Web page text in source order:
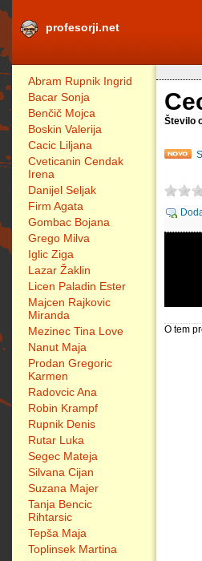
profesorji.net
Abram Rupnik Ingrid
Bacar Sonja
Benčič Mojca
Boskin Valerija
Cacic Liljana
Cveticanin Cendak
Irena
Danijel Seljak
Firm Agata
Gombac Bojana
Grego Milva
Iglic Ziga
Lazar Žaklin
Licen Paladin Ester
Majcen Rajkovic
Miranda
Mezinec Tina Love
Nanut Maja
Prodan Gregoric
Karmen
Radovcic Ana
Robin Krampf
Rupnik Denis
Rutar Luka
Segec Mateja
Silvana Cijan
Suzana Majer
Tanja Bencic
Rihtarsic
Tepša Maja
Toplinsek Martina
Število
O tem